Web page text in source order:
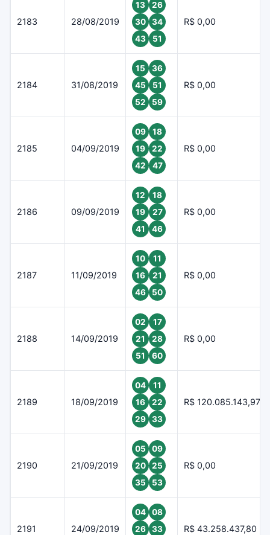
2183 28/08/2019
13
26
30
34
43
51
R$ 0,00
2184 31/08/2019
15
36
45
51
52
59
R$ 0,00
2185 04/09/2019
09
18
19
22
42
47
R$ 0,00
2186 09/09/2019
12
18
19
27
41
46
R$ 0,00
2187 11/09/2019
10
11
16
21
46
50
R$ 0,00
2188 14/09/2019
02
17
21
28
51
60
R$ 0,00
2189 18/09/2019
04
11
16
22
29
33
R$ 120.085.143,97
2190 21/09/2019
05
09
20
25
35
53
R$ 0,00
2191 24/09/2019
04
08
26
33
R$ 43.258.437,80